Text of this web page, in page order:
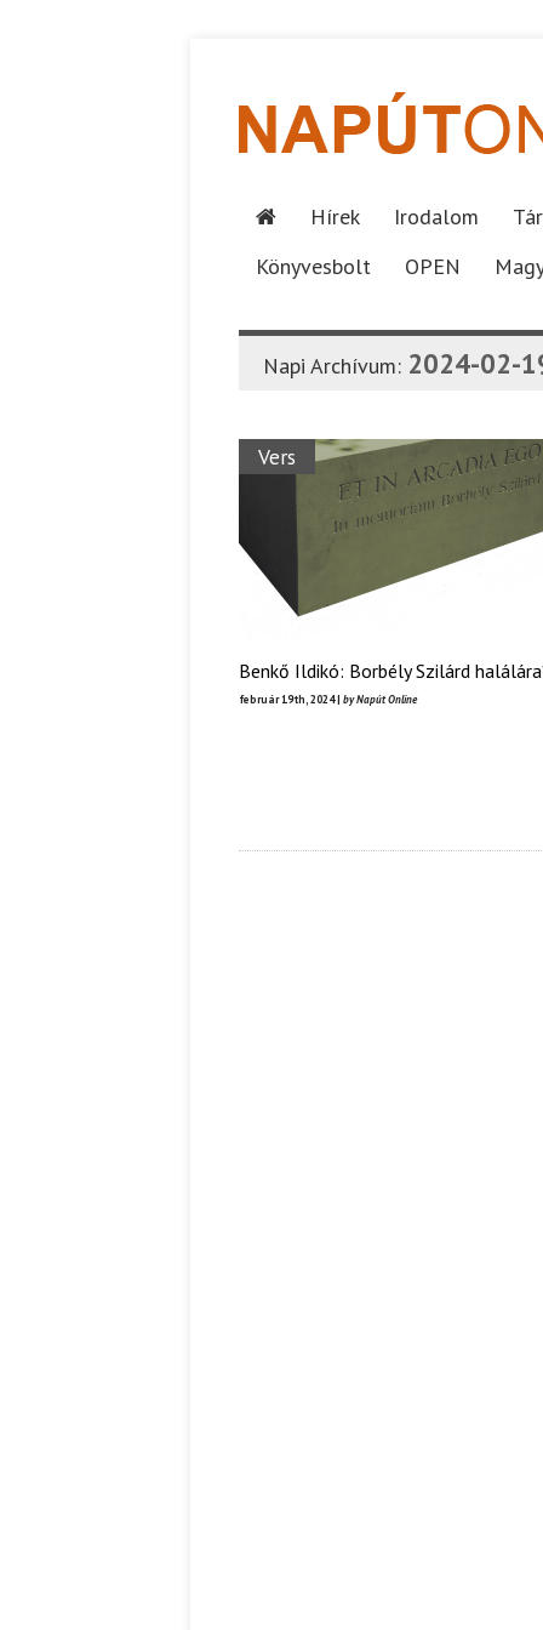
Hírek Irodalom
Könyvesbolt
OPEN
Napi Archívum: 2024-02-
Vers
Benkő Ildikó: Borbély Szilárd
február 19th, 2024 | by Napút Online